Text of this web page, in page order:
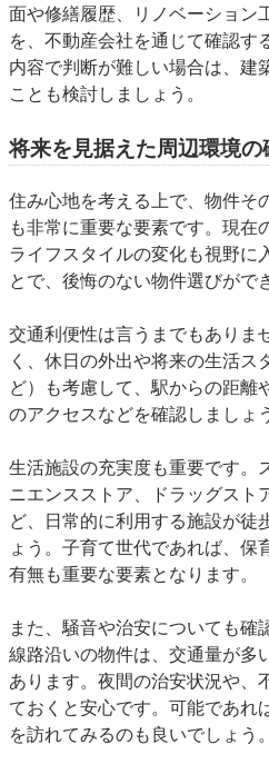
面や修繕履歴、リノベーション
を、不動産会社を通じて確認す
内容で判断が難しい場合は、建
ことも検討しましょう。
将来を見据えた周辺環境の
住み心地を考える上で、物件そ
も非常に重要な要素です。現在
ライフスタイルの変化も視野に
とで、後悔のない物件選びがで
交通利便性は言うまでもありま
く、休日の外出や将来の生活ス
ど）も考慮して、駅からの距離
のアクセスなどを確認しましょ
生活施設の充実度も重要です。
ニエンスストア、ドラッグスト
ど、日常的に利用する施設が徒
ょう。子育て世代であれば、
有無も重要な要素となります。
また、 騒音や治安についても確
線路沿いの物件は、交通量が多
あります。夜間の治安状況や、
ておくと安心です。可能であれ
を訪れてみるのも良いでしょう。